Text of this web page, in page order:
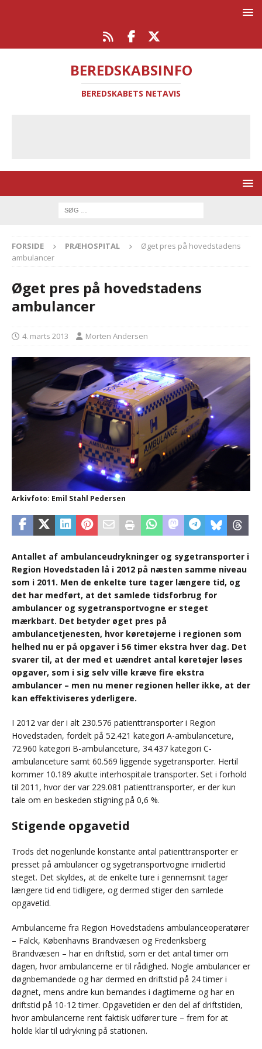
BEREDSKABSINFO
BEREDSKABETS NETAVIS
FORSIDE PRÆHOSPITAL
Øget pres på hovedstadens
ambulancer
Øget pres på hovedstadens
ambulancer
4. marts 2013 Morten Andersen
Arkivfoto: Emil Stahl Pedersen
Antallet af ambulanceudrykninger og sygetransporter i
Region Hovedstaden lå i 2012 på næsten samme niveau
som i 2011. Men de enkelte ture tager længere tid, og
det har medført, at det samlede tidsforbrug for
ambulancer og sygetransportvogne er steget
mærkbart. Det betyder øget pres på
ambulancetjenesten, hvor køretøjerne i regionen som
helhed nu er på opgaver i 56 timer ekstra hver dag. Det
svarer til, at der med et uændret antal køretøjer løses
opgaver, som i sig selv ville kræve fire ekstra
ambulancer – men nu mener regionen heller ikke, at der
kan effektiviseres yderligere.
I 2012 var der i alt 230.576 patienttransporter i Region
Hovedstaden, fordelt på 52.421 kategori A-ambulanceture,
72.960 kategori B-ambulanceture, 34.437 kategori C-
ambulanceture samt 60.569 liggende sygetransporter. Hertil
kommer 10.189 akutte interhospitale transporter. Set i forhold
til 2011, hvor der var 229.081 patienttransporter, er der kun
tale om en beskeden stigning på 0,6 %.
Stigende opgavetid
Trods det nogenlunde konstante antal patienttransporter er
presset på ambulancer og sygetransportvogne imidlertid
steget. Det skyldes, at de enkelte ture i gennemsnit tager
længere tid end tidligere, og dermed stiger den samlede
opgavetid.
Ambulancerne fra Region Hovedstadens ambulanceoperatører
– Falck, Københavns Brandvæsen og Frederiksberg
Brandvæsen – har en driftstid, som er det antal timer om
dagen, hvor ambulancerne er til rådighed. Nogle ambulancer er
døgnbemandede og har dermed en driftstid på 24 timer i
døgnet, mens andre kun bemandes i dagtimerne og har en
driftstid på 10-12 timer. Opgavetiden er den del af driftstiden,
hvor ambulancerne rent faktisk udfører ture – frem for at
holde klar til udrykning på stationen.